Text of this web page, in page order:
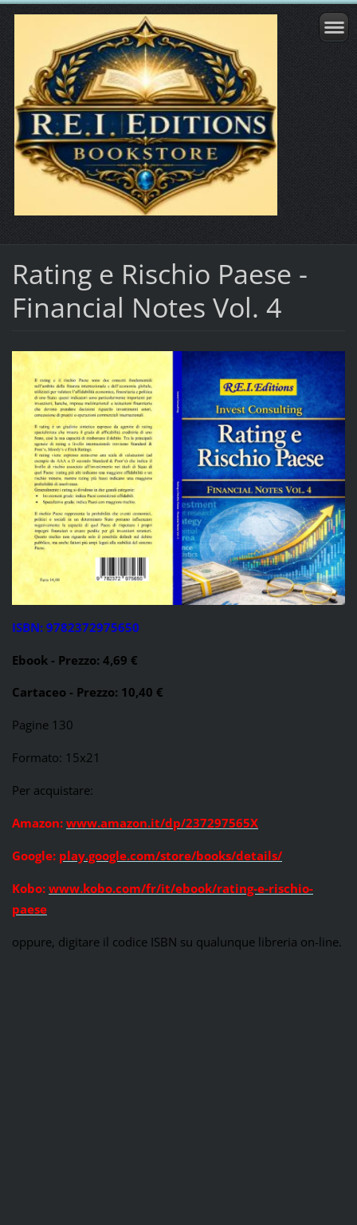
Rating e Rischio Paese -
Financial Notes Vol. 4
ISBN: 9782372975650
Ebook - Prezzo: 4,69 €
Cartaceo - Prezzo: 10,40 €
Pagine 130
Formato: 15x21
Per acquistare:
Amazon: www.amazon.it/dp/237297565X
Google: play.google.com/store/books/details/
Kobo: www.kobo.com/fr/it/ebook/rating-e-rischio-
paese
oppure, digitare il codice ISBN su qualunque libreria on-line.